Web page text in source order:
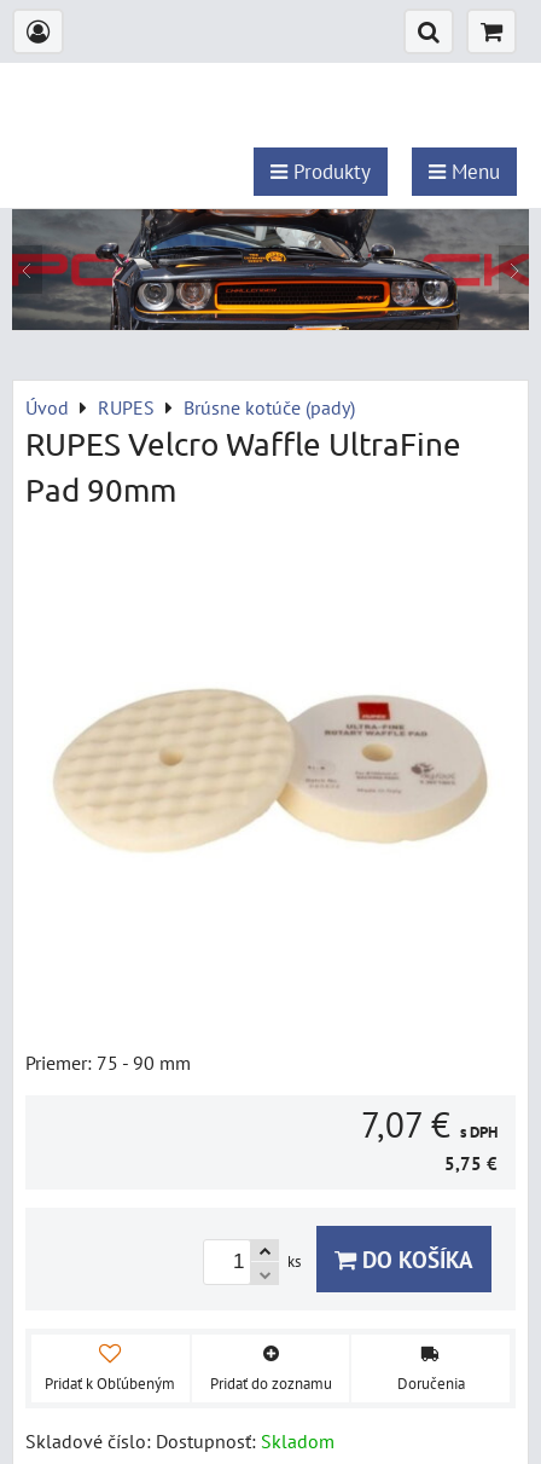
Produkty Menu
Úvod RUPES Brúsne kotúče (pady)
RUPES Velcro Waffle UltraFine
Pad 90mm
Priemer: 75 - 90 mm
7,07 € s DPH
5,75 €
ks DO KOŠÍKA
Pridať k Obľúbeným Pridať do zoznamu Doručenia
Skladové číslo: Dostupnosť: Skladom